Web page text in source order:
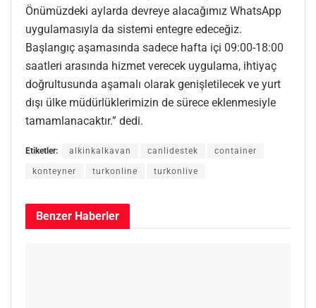
Önümüzdeki aylarda devreye alacağımız WhatsApp
uygulamasıyla da sistemi entegre edeceğiz.
Başlangıç aşamasında sadece hafta içi 09:00-18:00
saatleri arasında hizmet verecek uygulama, ihtiyaç
doğrultusunda aşamalı olarak genişletilecek ve yurt
dışı ülke müdürlüklerimizin de sürece eklenmesiyle
tamamlanacaktır.” dedi.
Etiketler: alkinkalkavan canlidestek container
konteyner turkonline turkonlive
Benzer Haberler